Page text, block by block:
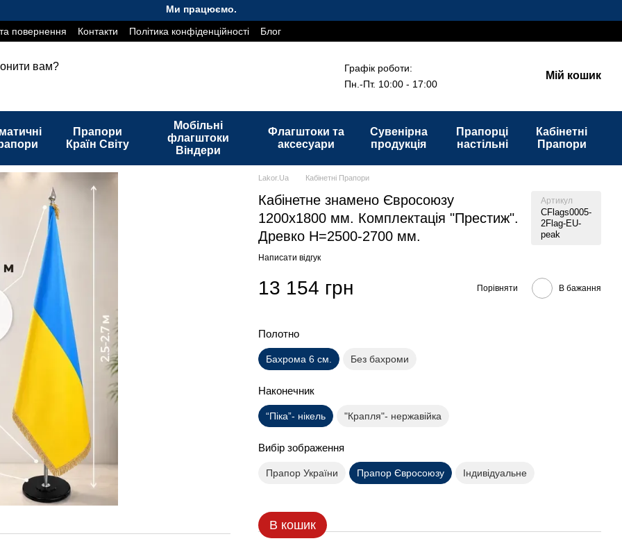
Ми працюємо. Все буде Україна!
повернення
Контакти Політика конфіденційності Блог
вам?
Графік роботи:
Пн.-Пт. 10:00 - 17:00
Мій кошик
Прапори
Країн Світу
Мобільні
флагштоки
Віндери
Флагштоки та
аксесуари
Сувенірна
продукція
Прапорці
настільні
Кабінетні
Прапори
Lakor.Ua Кабінетні Прапори
Кабінетне знамено Євросоюзу
1200х1800 мм. Комплектація "Престиж".
Древко H=2500-2700 мм.
Артикул
CFlags0005-
2Flag-EU-
peak
Написати відгук
13 154 грн Порівняти В бажання
Полотно
Бахрома 6 см. Без бахроми
Наконечник
“Піка”- нікель "Крапля"- нержавійка
Вибір зображення
Прапор України Прапор Євросоюзу Індивідуальне
В кошик